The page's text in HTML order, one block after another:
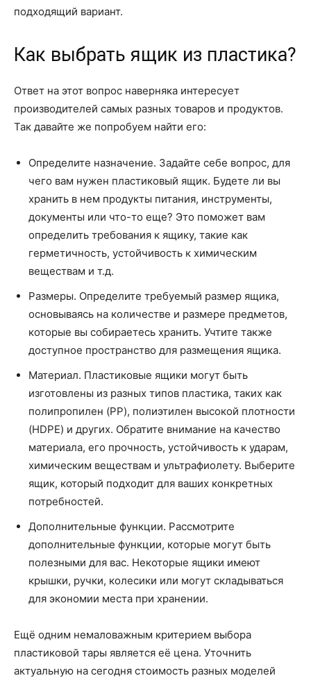
подходящий вариант.
Как выбрать ящик из пластика?
Ответ на этот вопрос наверняка интересует
производителей самых разных товаров и продуктов.
Так давайте же попробуем найти его:
Определите назначение. Задайте себе вопрос, для
чего вам нужен пластиковый ящик. Будете ли вы
хранить в нем продукты питания, инструменты,
документы или что-то еще? Это поможет вам
определить требования к ящику, такие как
герметичность, устойчивость к химическим
веществам и т.д.
Размеры. Определите требуемый размер ящика,
основываясь на количестве и размере предметов,
которые вы собираетесь хранить. Учтите также
доступное пространство для размещения ящика.
Материал. Пластиковые ящики могут быть
изготовлены из разных типов пластика, таких как
полипропилен (PP), полиэтилен высокой плотности
(HDPE) и других. Обратите внимание на качество
материала, его прочность, устойчивость к ударам,
химическим веществам и ультрафиолету. Выберите
ящик, который подходит для ваших конкретных
потребностей.
Дополнительные функции. Рассмотрите
дополнительные функции, которые могут быть
полезными для вас. Некоторые ящики имеют
крышки, ручки, колесики или могут складываться
для экономии места при хранении.
Ещё одним немаловажным критерием выбора
пластиковой тары является её цена. Уточнить
актуальную на сегодня стоимость разных моделей